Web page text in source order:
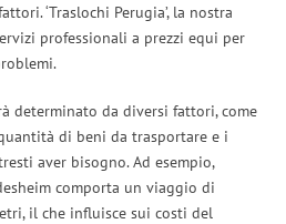
‘Traslochi Perugia’, la nostra
professionali a prezzi equi per
determinato da diversi fattori, come
di beni da trasportare e i
aver bisogno. Ad esempio,
comporta un viaggio di
il che influisce sui costi del